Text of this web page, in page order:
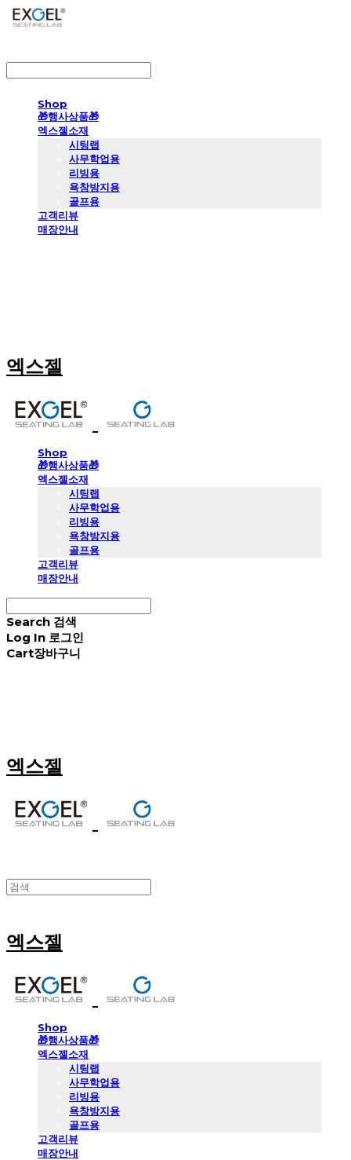
Shop
🎁행사상품🎁
엑스젤소재
시팅랩
사무학업용
리빙용
욕창방지용
골프용
고객리뷰
매장안내
엑스젤
Shop
🎁행사상품🎁
엑스젤소재
시팅랩
사무학업용
리빙용
욕창방지용
골프용
고객리뷰
매장안내
Search 검색
Log In 로그인
Cart장바구니
엑스젤
엑스젤
Shop
🎁행사상품🎁
엑스젤소재
시팅랩
사무학업용
리빙용
욕창방지용
골프용
고객리뷰
매장안내